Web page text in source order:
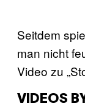
Seitdem
man nicht
Video zu
VIDEOS